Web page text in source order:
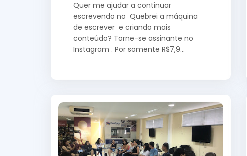
Quer me ajudar a continuar
escrevendo no Quebrei a máquina
de escrever e criando mais
conteúdo? Torne-se assinante no
Instagram . Por somente R$7,9…